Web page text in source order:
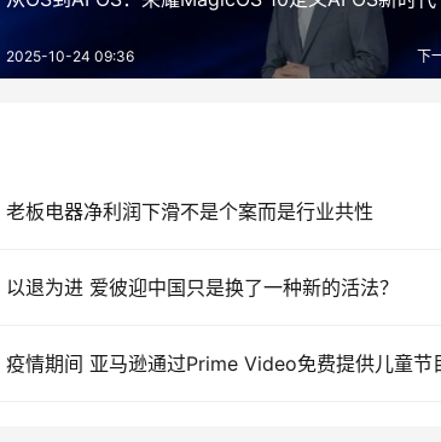
下
2025-10-24 09:36
老板电器净利润下滑不是个案而是行业共性
以退为进 爱彼迎中国只是换了一种新的活法？
疫情期间 亚马逊通过Prime Video免费提供儿童节